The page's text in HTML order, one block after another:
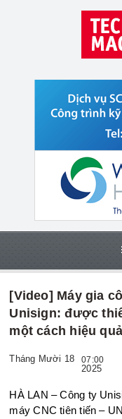
[Video] Máy gia
Unisign: được
một cách hiệu quả
Tháng Mười 18 07:00
2025
HÀ LAN – Công ty Unisign Machine Tools đã giới thiệu thế hệ
máy CNC tiên tiến –